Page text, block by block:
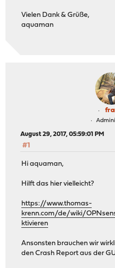
Vielen Dank & Grüße,
aquaman
August 29, 2017, 05:59:01 PM
#1
Hi aquaman,
Hilft das hier vielleicht?
https://www.thomas-
krenn.com/de/wiki/
ktivieren
Ansonsten brauchen wir
den Crash Report aus der